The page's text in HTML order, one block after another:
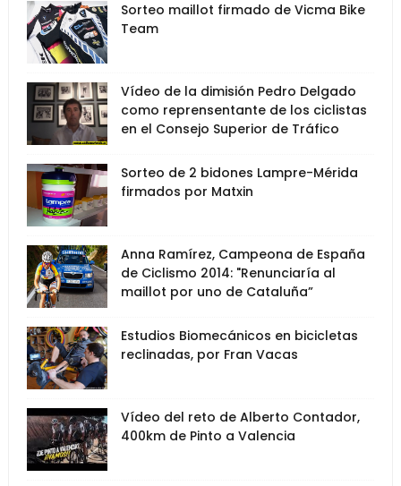
Sorteo maillot firmado de Vicma Bike
Team
Vídeo de la dimisión Pedro Delgado
como reprensentante de los ciclistas
en el Consejo Superior de Tráfico
Sorteo de 2 bidones Lampre-Mérida
firmados por Matxin
Anna Ramírez, Campeona de España
de Ciclismo 2014: "Renunciaría al
maillot por uno de Cataluña”
Estudios Biomecánicos en bicicletas
reclinadas, por Fran Vacas
Vídeo del reto de Alberto Contador,
400km de Pinto a Valencia